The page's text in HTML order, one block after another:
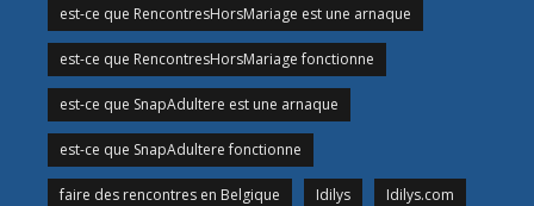
est-ce que RencontresHorsMariage est une arnaque
est-ce que RencontresHorsMariage fonctionne
est-ce que SnapAdultere est une arnaque
est-ce que SnapAdultere fonctionne
faire des rencontres en Belgique Idilys Idilys.com